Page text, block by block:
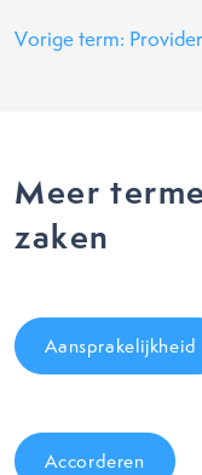
Vorige term: Provider
Meer
zaken
Aansprakelijkheid
Accorderen